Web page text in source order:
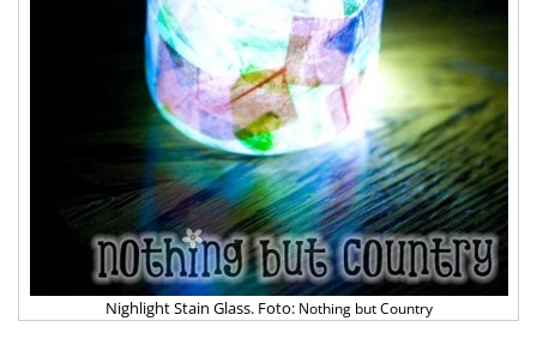
Nighlight Stain Glass. Foto: Nothing but Country